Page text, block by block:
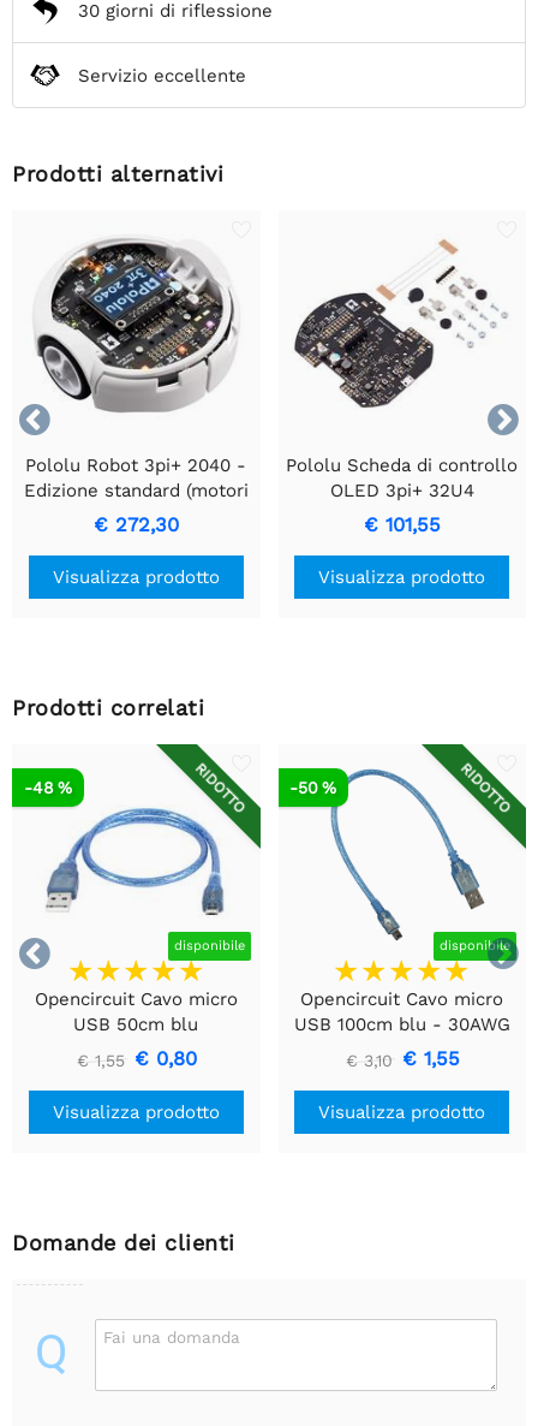
30 giorni di riflessione
Servizio eccellente
Prodotti alternativi


Pololu Robot 3pi+ 2040 -
Edizione standard (motori
30:1 MP), assemblato
€ 272,30
Visualizza prodotto
Pololu Scheda di controllo
OLED 3pi+ 32U4
€ 101,55
Visualizza prodotto
Prodotti correlati


RIDOTTO
disponibile
-48 %
Opencircuit Cavo micro
USB 50cm blu
€ 1,55 € 0,80
Visualizza prodotto
RIDOTTO
disponibile
-50 %
Opencircuit Cavo micro
USB 100cm blu - 30AWG
€ 3,10 € 1,55
Visualizza prodotto
Domande dei clienti
Q Fai una domanda